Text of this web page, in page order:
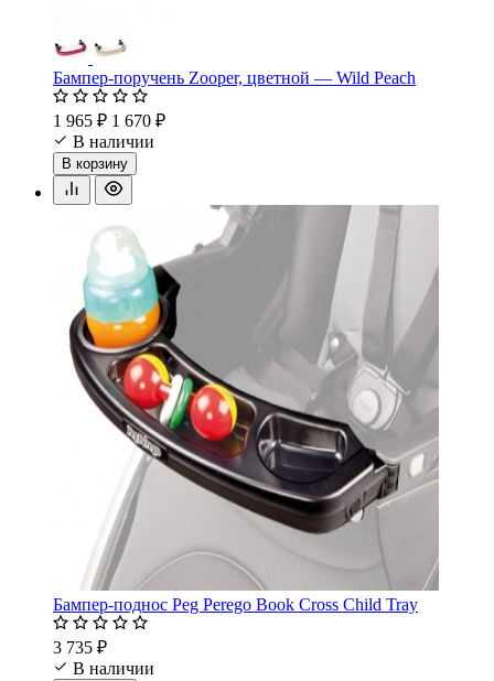
Бампер-поручень Zooper, цветной — Wild Peach
1 965 ₽ 1 670 ₽
В наличии
В корзину
Бампер-поднос Peg Perego Book Cross Child Tray
3 735 ₽
В наличии